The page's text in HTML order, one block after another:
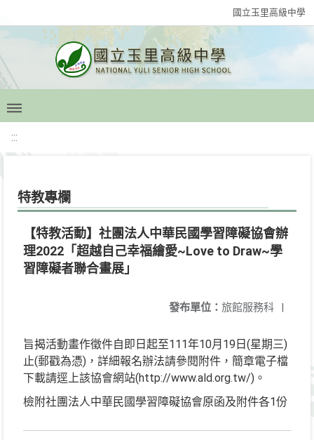
國立玉里高級中學
:::
特教專欄
【特教活動】社團法人中華民國學習障礙協會辦
理2022「超越自己幸福繪愛~Love to Draw~學
習障礙者聯合畫展」
發布單位： 旅館服務科 |
旨揭活動畫作徵件自即日起至111年10月19日(星期三)
止(郵戳為憑)，詳細報名辦法請參閱附件，簡章電子檔
下載請逕上該協會網站(http://www.ald.org.tw/)。
檢附社團法人中華民國學習障礙協會原函及附件各1份